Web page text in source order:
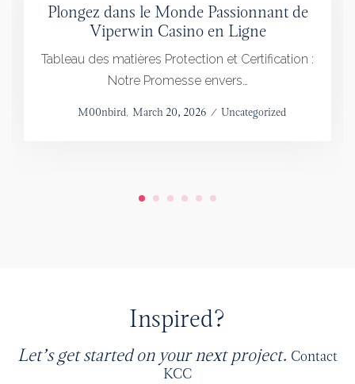
Plongez dans le Monde Passionnant de
Viperwin Casino en Ligne
Tableau des matières Protection et Certification :
Notre Promesse envers…
byM00nbird Posted
March 20, 2026
Posted
Uncategorized
Inspired?
Let’s get started on your next project. Contact
KCC